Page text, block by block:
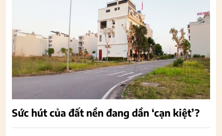
Sức hút của đất nền đang dần ‘cạn kiệt’?